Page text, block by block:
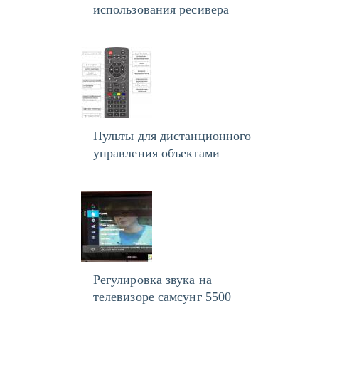
использования ресивера
Пульты для дистанционного
управления объектами
Регулировка звука на
телевизоре самсунг 5500